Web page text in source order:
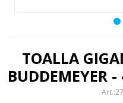
TOALLA
BUDDEMEYER